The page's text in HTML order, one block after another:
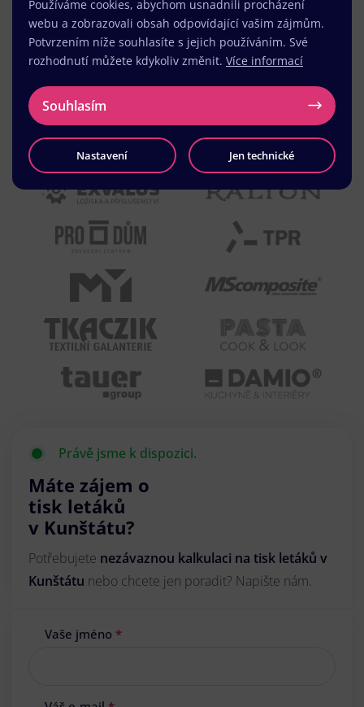
Právě jsme k dispozici.
Máte zájem o
tisk letáků
v Kunštátu?
Potřebujete nezávaznou kalkulaci na tisk letáků v
Kunštátu nebo chcete jen poradit? Napište nám.
Vaše jméno *
Používáme cookies, abychom usnadnili procházení
webu a zobrazovali obsah odpovídající vašim zájmům.
Potvrzením níže souhlasíte s jejich používáním. Své
rozhodnutí můžete kdykoliv změnit. Více informací
Souhlasím
Nastavení Jen technické